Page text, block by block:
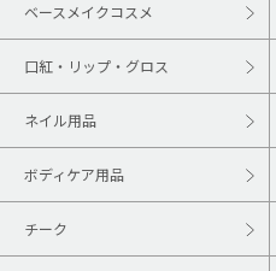
ベースメイクコスメ
口紅・リップ・グロス
ネイル用品
ボディケア用品
チーク